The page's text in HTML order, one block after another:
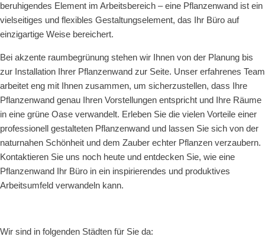
beruhigendes Element im Arbeitsbereich – eine Pflanzenwand ist ein
vielseitiges und flexibles Gestaltungselement, das Ihr Büro auf
einzigartige Weise bereichert.
Bei akzente raumbegrünung stehen wir Ihnen von der Planung bis
zur Installation Ihrer Pflanzenwand zur Seite. Unser erfahrenes Team
arbeitet eng mit Ihnen zusammen, um sicherzustellen, dass Ihre
Pflanzenwand genau Ihren Vorstellungen entspricht und Ihre Räume
in eine grüne Oase verwandelt. Erleben Sie die vielen Vorteile einer
professionell gestalteten Pflanzenwand und lassen Sie sich von der
naturnahen Schönheit und dem Zauber echter Pflanzen verzaubern.
Kontaktieren Sie uns noch heute und entdecken Sie, wie eine
Pflanzenwand Ihr Büro in ein inspirierendes und produktives
Arbeitsumfeld verwandeln kann.
Wir sind in folgenden Städten für Sie da: